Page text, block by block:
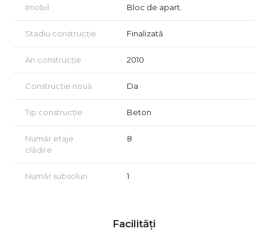
Imobil Bloc de apart.
Stadiu construcție Finalizată
An construcție 2010
Construcție nouă Da
Tip construcție Beton
Număr etaje
clădire
8
Număr subsoluri 1
Facilități